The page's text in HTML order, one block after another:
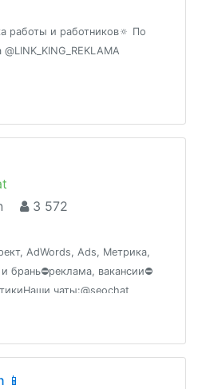
работы и работников🔅 По
3 572
AdWords, Ads, Метрика,
брань⛔️реклама, вакансии⛔️
чаты:@seochat
@ppclifeВакансии:
📱